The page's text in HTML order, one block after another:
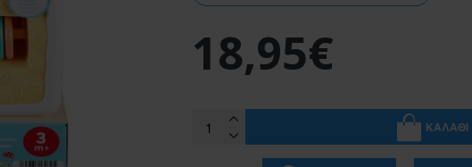
18,95€
ΚΑΛΆΘΙ